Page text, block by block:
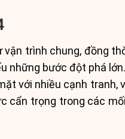
trình chung, đồng
những bước đột phá
với nhiều cạnh tranh,
cẩn trọng trong các